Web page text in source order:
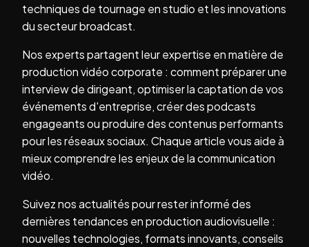
techniques de tournage en studio et les innovations
du secteur broadcast.
Nos experts partagent leur expertise en matière de
production vidéo corporate : comment préparer une
interview de dirigeant, optimiser la captation de vos
événements d'entreprise, créer des podcasts
engageants ou produire des contenus performants
pour les réseaux sociaux. Chaque article vous aide à
mieux comprendre les enjeux de la communication
vidéo.
Suivez nos actualités pour rester informé des
dernières tendances en production audiovisuelle :
nouvelles technologies, formats innovants, conseils